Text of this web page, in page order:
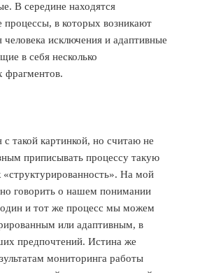
В середине находятся
процессы, в которых возникают
исключения и адаптивные
в себя несколько
фрагментов.
с такой картинкой, но считаю не
приписывать процессу такую
«структурированность». На мой
говорить о нашем понимании
один и тот же процесс мы можем
или адаптивным, в
предпочтений. Истина же
мониторинга работы